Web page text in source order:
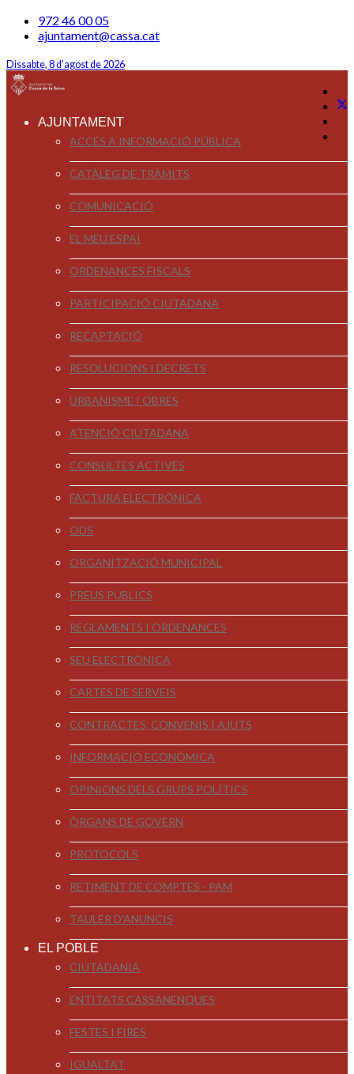
972 46 00 05
ajuntament@cassa.cat
Dissabte, 8 d'agost de 2026
AJUNTAMENT
ACCÉS A INFORMACIÓ PÚBLICA
CATÀLEG DE TRÀMITS
COMUNICACIÓ
EL MEU ESPAI
ORDENANCES FISCALS
PARTICIPACIÓ CIUTADANA
RECAPTACIÓ
RESOLUCIONS I DECRETS
URBANISME I OBRES
ATENCIÓ CIUTADANA
CONSULTES ACTIVES
FACTURA ELECTRÒNICA
ODS
ORGANITZACIÓ MUNICIPAL
PREUS PÚBLICS
REGLAMENTS I ORDENANCES
SEU ELECTRÒNICA
CARTES DE SERVEIS
CONTRACTES, CONVENIS I AJUTS
INFORMACIÓ ECONÒMICA
OPINIONS DELS GRUPS POLÍTICS
ÒRGANS DE GOVERN
PROTOCOLS
RETIMENT DE COMPTES - PAM
TAULER D'ANUNCIS
EL POBLE
CIUTADANIA
ENTITATS CASSANENQUES
FESTES I FIRES
IGUALTAT